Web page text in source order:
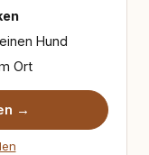
Hund
Ort
→